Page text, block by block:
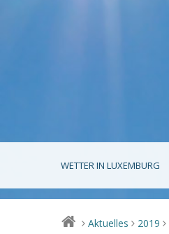
WETTER IN LUXEMBURG
> Aktuelles > 2019 >